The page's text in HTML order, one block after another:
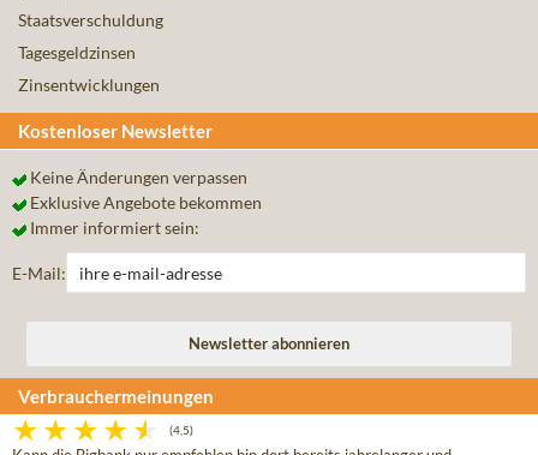
Staatsverschuldung
Tagesgeldzinsen
Zinsentwicklungen
Kostenloser Newsletter
Keine Änderungen verpassen
Exklusive Angebote bekommen
Immer informiert sein:
E-Mail:
Verbrauchermeinungen
(4,5)